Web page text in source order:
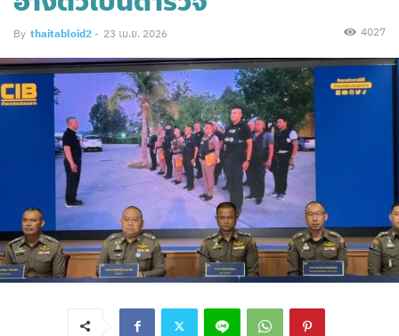
By thaitabloid2 - 23 เม.ย. 2026 4027